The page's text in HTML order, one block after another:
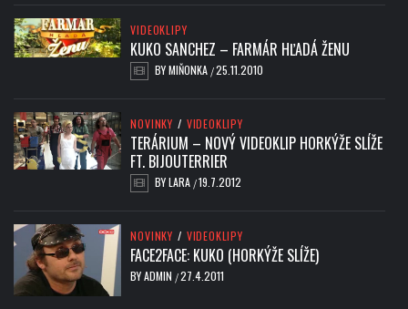
VIDEOKLIPY
KUKO SANCHEZ – FARMÁR HĽADÁ ŽENU
BYMIŇONKA /25.11.2010
NOVINKY / VIDEOKLIPY
TERÁRIUM – NOVÝ VIDEOKLIP HORKÝŽE SLÍŽE
FT. BIJOUTERRIER
BYLARA /19.7.2012
NOVINKY / VIDEOKLIPY
FACE2FACE: KUKO (HORKÝŽE SLÍŽE)
BYADMIN /27.4.2011